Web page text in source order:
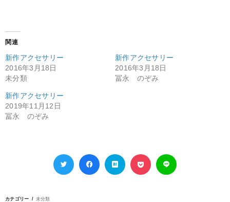
関連
新作アクセサリー
2016年3月18日
未分類
新作アクセサリー
2016年3月18日
冨永 のぞみ
新作アクセサリー
2019年11月12日
冨永 のぞみ
カテゴリー 未分類